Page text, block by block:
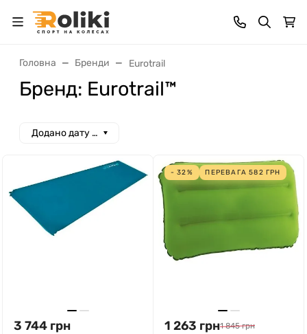
Головна Бренди Eurotrail
Бренд: Eurotrail™
Додано дату спад
3 744 грн
- 32% ПЕРЕВАГА582 ГРН
1 263 грн1 845 грн